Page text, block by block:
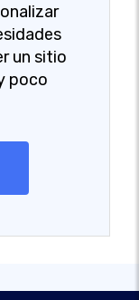
un sitio
poco